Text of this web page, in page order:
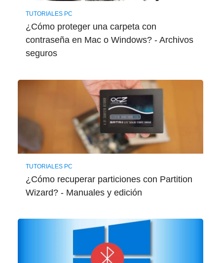
TUTORIALES PC
¿Cómo proteger una carpeta con
contraseña en Mac o Windows? - Archivos
seguros
TUTORIALES PC
¿Cómo recuperar particiones con Partition
Wizard? - Manuales y edición